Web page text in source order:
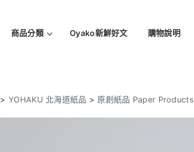
商品分類 Oyako新鮮好文 購物說明
>YOHAKU 北海道紙品 > 原創紙品 Paper Products